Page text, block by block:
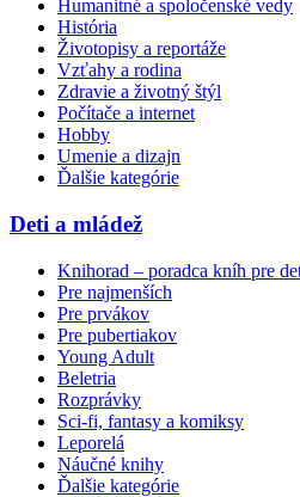
Humanitné a spoločenské vedy
História
Životopisy a reportáže
Vzťahy a rodina
Zdravie a životný štýl
Počítače a internet
Hobby
Umenie a dizajn
Ďalšie kategórie
Deti a mládež
Knihorad – poradca kníh pre
Pre najmenších
Pre prvákov
Pre pubertiakov
Young Adult
Beletria
Rozprávky
Sci-fi, fantasy a komiksy
Leporelá
Náučné knihy
Ďalšie kategórie